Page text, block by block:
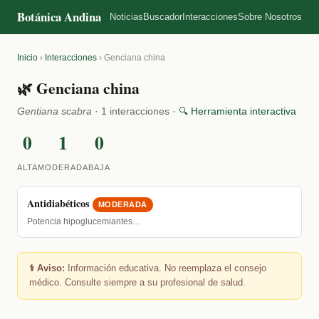
Botánica Andina Noticias Buscador InteraccionesSobre Nosotros
Inicio › Interacciones › Genciana china
🌿 Genciana china
Gentiana scabra · 1 interacciones · 🔍 Herramienta interactiva
0
ALTA
1
MODERADA
0
BAJA
Antidiabéticos MODERADA
Potencia hipoglucemiantes…
⚕️ Aviso: Información educativa. No reemplaza el consejo
médico. Consulte siempre a su profesional de salud.